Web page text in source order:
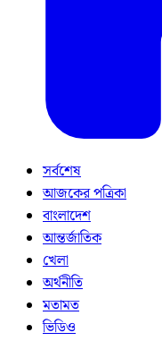
সর্বশেষ
আজকের পত্রিকা
বাংলাদেশ
আন্তর্জাতিক
খেলা
অর্থনীতি
মতামত
ভিডিও